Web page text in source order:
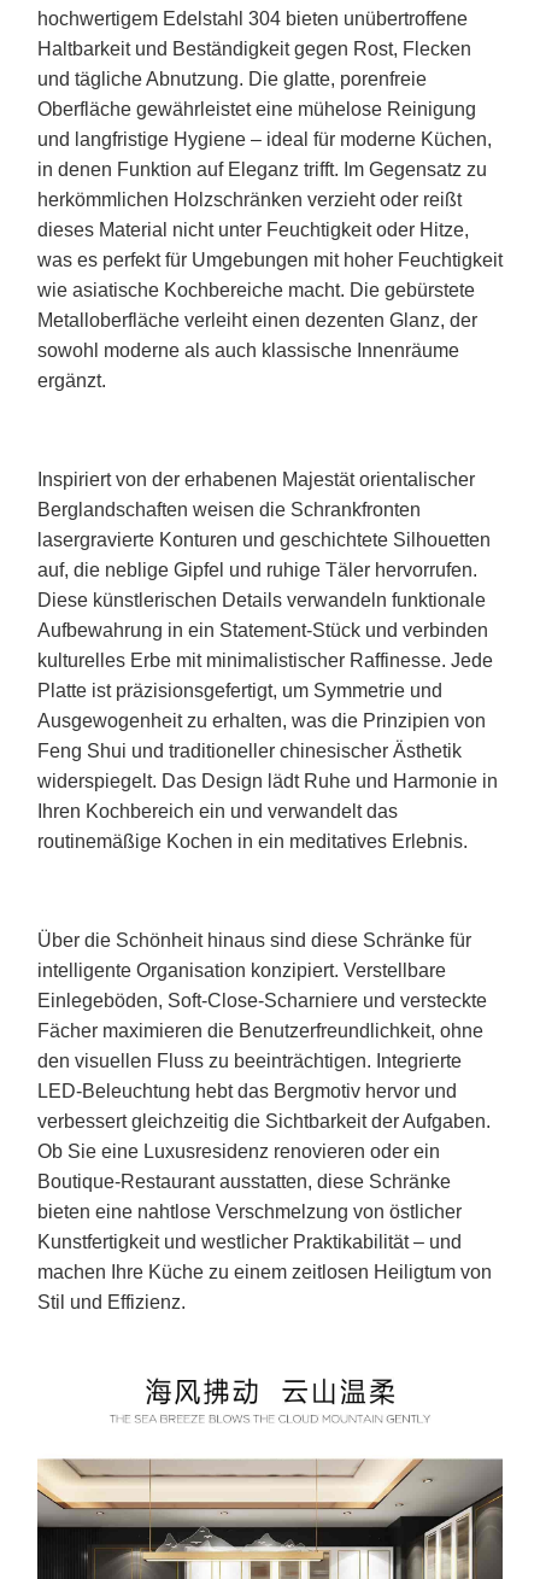
hochwertigem Edelstahl 304 bieten unübertroffene
Haltbarkeit und Beständigkeit gegen Rost, Flecken
und tägliche Abnutzung. Die glatte, porenfreie
Oberfläche gewährleistet eine mühelose Reinigung
und langfristige Hygiene – ideal für moderne Küchen,
in denen Funktion auf Eleganz trifft. Im Gegensatz zu
herkömmlichen Holzschränken verzieht oder reißt
dieses Material nicht unter Feuchtigkeit oder Hitze,
was es perfekt für Umgebungen mit hoher Feuchtigkeit
wie asiatische Kochbereiche macht. Die gebürstete
Metalloberfläche verleiht einen dezenten Glanz, der
sowohl moderne als auch klassische Innenräume
ergänzt.
Inspiriert von der erhabenen Majestät orientalischer
Berglandschaften weisen die Schrankfronten
lasergravierte Konturen und geschichtete Silhouetten
auf, die neblige Gipfel und ruhige Täler hervorrufen.
Diese künstlerischen Details verwandeln funktionale
Aufbewahrung in ein Statement-Stück und verbinden
kulturelles Erbe mit minimalistischer Raffinesse. Jede
Platte ist präzisionsgefertigt, um Symmetrie und
Ausgewogenheit zu erhalten, was die Prinzipien von
Feng Shui und traditioneller chinesischer Ästhetik
widerspiegelt. Das Design lädt Ruhe und Harmonie in
Ihren Kochbereich ein und verwandelt das
routinemäßige Kochen in ein meditatives Erlebnis.
Über die Schönheit hinaus sind diese Schränke für
intelligente Organisation konzipiert. Verstellbare
Einlegeböden, Soft-Close-Scharniere und versteckte
Fächer maximieren die Benutzerfreundlichkeit, ohne
den visuellen Fluss zu beeinträchtigen. Integrierte
LED-Beleuchtung hebt das Bergmotiv hervor und
verbessert gleichzeitig die Sichtbarkeit der Aufgaben.
Ob Sie eine Luxusresidenz renovieren oder ein
Boutique-Restaurant ausstatten, diese Schränke
bieten eine nahtlose Verschmelzung von östlicher
Kunstfertigkeit und westlicher Praktikabilität – und
machen Ihre Küche zu einem zeitlosen Heiligtum von
Stil und Effizienz.